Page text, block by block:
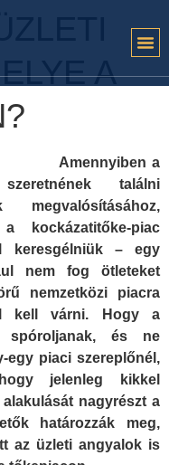
A
Amennyiben a
találni
kockázatitőke-piac
keresgélniük – egy
nem fog ötleteket
nemzetközi piacra
kell várni. Hogy a
spóroljanak, és ne
egy piaci szereplőnél,
jelenleg kikkel
nagyrészt a
határozzák meg,
az üzleti angyalok is